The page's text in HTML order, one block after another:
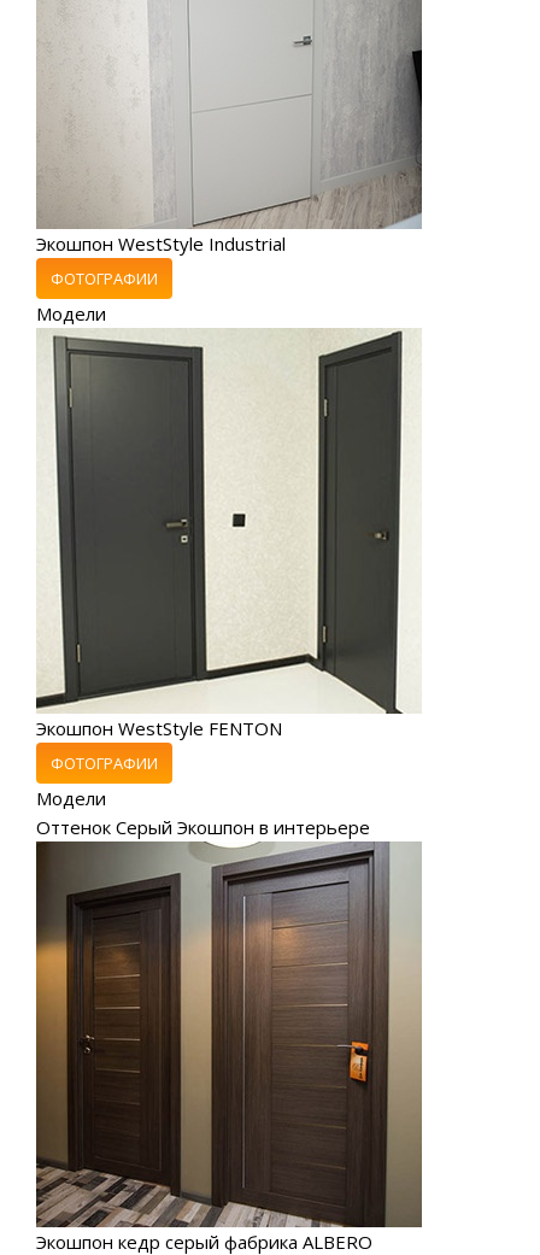
Экошпон WestStyle Industrial
ФОТОГРАФИИ
Модели
Экошпон WestStyle FENTON
ФОТОГРАФИИ
Модели
Оттенок Серый Экошпон в интерьере
Экошпон кедр серый фабрика ALBERO